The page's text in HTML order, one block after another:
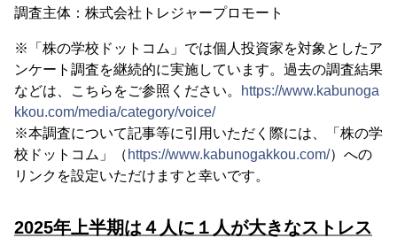
調査主体：株式会社トレジャープロモート
※「株の学校ドットコム」では個人投資家を対象としたア
ンケート調査を継続的に実施しています。過去の調査結果
などは、こちらをご参照ください。
https://www.kabunoga
kkou.com/media/category/voice/
※本調査について記事等に引用いただく際には、「株の学
校ドットコム」（ https://www.kabunogakkou.com/）への
リンクを設定いただけますと幸いです。
2025年上半期は４人に１人が大きなストレス